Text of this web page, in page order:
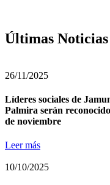
Últimas Noticias
26/11/2025
Líderes sociales de
Palmira serán
de noviembre
Leer más
10/10/2025